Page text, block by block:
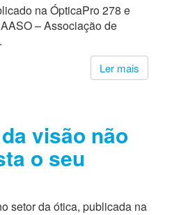
na ÓpticaPro 278 e
– Associação de
Ler mais
visão não
o seu
setor da ótica, publicada na